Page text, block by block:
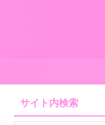
サイト内検索